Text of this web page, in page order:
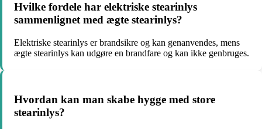
Hvilke fordele har elektriske stearinlys
sammenlignet med ægte stearinlys?
Elektriske stearinlys er brandsikre og kan genanvendes, mens
ægte stearinlys kan udgøre en brandfare og kan ikke genbruges.
Hvordan kan man skabe hygge med store
stearinlys?